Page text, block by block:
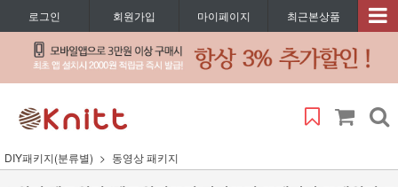
로그인 회원가입 마이페이지 최근본상품
DIY패키지(분류별) 동영상 패키지